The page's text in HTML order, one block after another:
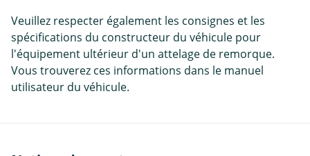
Veuillez respecter également les consignes et les
spécifications du constructeur du véhicule pour
l'équipement ultérieur d'un attelage de remorque.
Vous trouverez ces informations dans le manuel
utilisateur du véhicule.